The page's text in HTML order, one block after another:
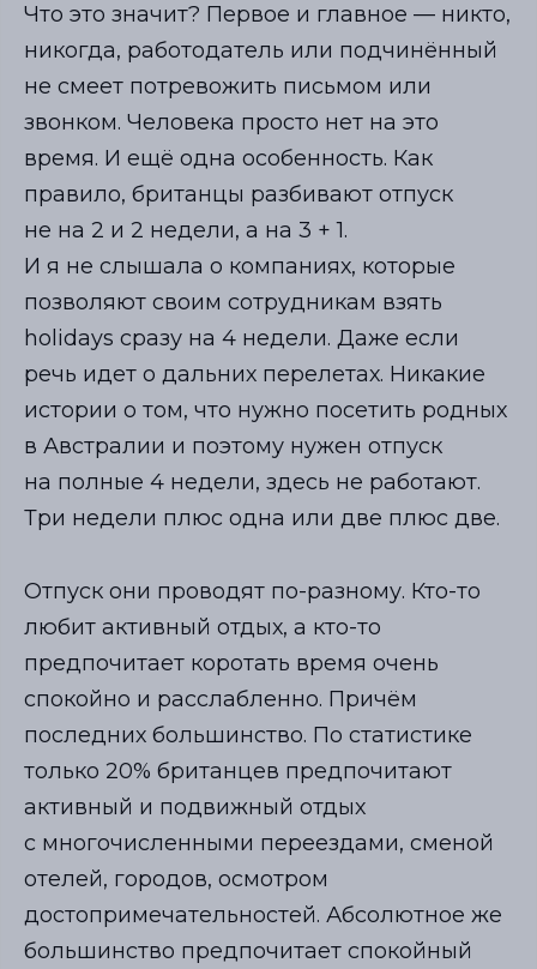
Что это значит? Первое и главное — никто,
никогда, работодатель или подчинённый
не смеет потревожить письмом или
звонком. Человека просто нет на это
время. И ещё одна особенность. Как
правило, британцы разбивают отпуск
не на 2 и 2 недели, а на 3 + 1.
И я не слышала о компаниях, которые
позволяют своим сотрудникам взять
holidays сразу на 4 недели. Даже если
речь идет о дальних перелетах. Никакие
истории о том, что нужно посетить родных
в Австралии и поэтому нужен отпуск
на полные 4 недели, здесь не работают.
Три недели плюс одна или две плюс две.
Отпуск они проводят по-разному. Кто-то
любит активный отдых, а кто-то
предпочитает коротать время очень
спокойно и расслабленно. Причём
последних большинство. По статистике
только 20% британцев предпочитают
активный и подвижный отдых
с многочисленными переездами, сменой
отелей, городов, осмотром
достопримечательностей. Абсолютное же
большинство предпочитает спокойный